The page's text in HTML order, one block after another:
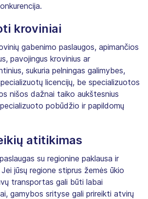
kroviniai
gabenimo paslaugos, apimančios
pavojingus krovinius ar
sukuria pelningas galimybes,
licencijų, be specializuotos
nišos dažnai taiko aukštesnius
pobūdžio ir papildomų
atitikimas
su regionine paklausa ir
jūsų regione stiprus žemės ūkio
transportas gali būti labai
gamybos srityse gali prireikti atvirų